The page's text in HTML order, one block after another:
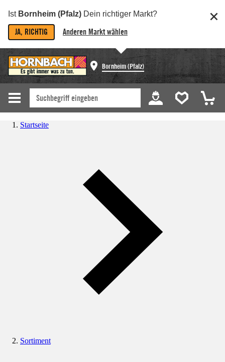
Ist Bornheim (Pfalz) Dein richtiger Markt?
JA, RICHTIG Anderen Markt wählen
Bornheim (Pfalz)
Startseite
Sortiment